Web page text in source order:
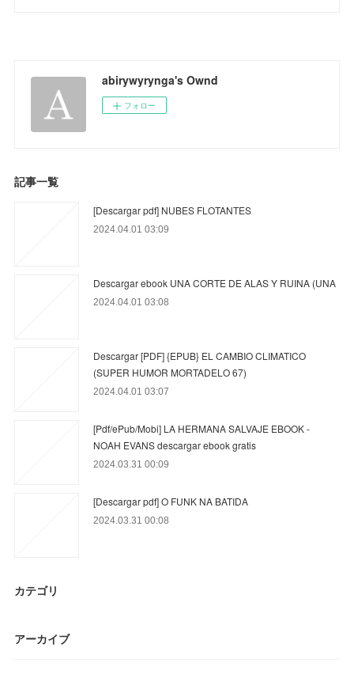
abirywyrynga's Ownd
フォロー
記事一覧
[Descargar pdf] NUBES FLOTANTES
2024.04.01 03:09
Descargar ebook UNA CORTE DE ALAS Y RUINA (UNA
2024.04.01 03:08
Descargar [PDF] {EPUB} EL CAMBIO CLIMATICO
(SUPER HUMOR MORTADELO 67)
2024.04.01 03:07
[Pdf/ePub/Mobi] LA HERMANA SALVAJE EBOOK -
NOAH EVANS descargar ebook gratis
2024.03.31 00:09
[Descargar pdf] O FUNK NA BATIDA
2024.03.31 00:08
カテゴリ
アーカイブ